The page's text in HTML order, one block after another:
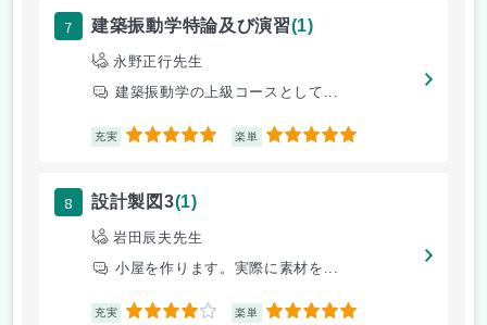
7 建築振動学特論及び演習(1)
永野正行先生
建築振動学の上級コースとして...
充実 5 楽単 5
8 設計製図3(1)
岩田辰夫先生
小屋を作ります。実際に素材を...
充実 4 楽単 5